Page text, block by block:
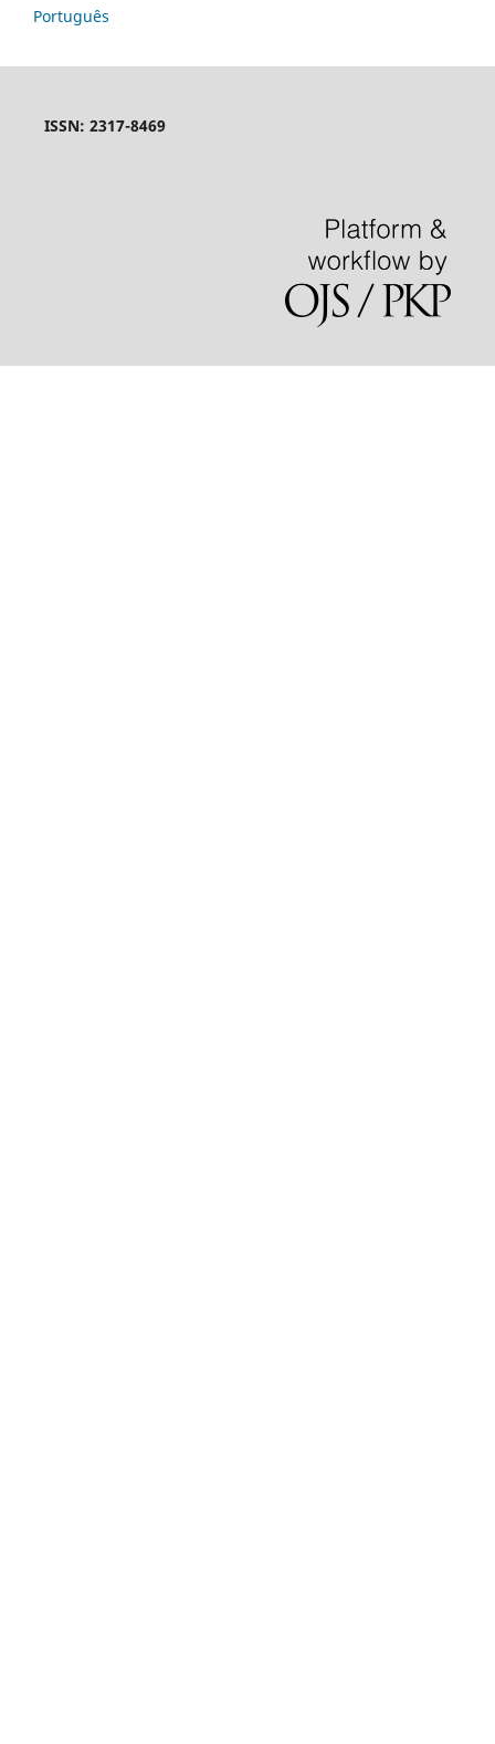
Português
ISSN: 2317-8469